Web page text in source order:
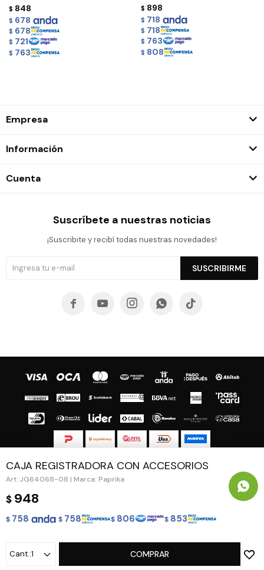
CAJA REGISTRADORA CON ACCESORIOS
JG64068-08 | Marca: Paprika
$ 948
$ 758 $ 758 $ 806 $ 853
1 COMPRAR
$ 848
$ 678
$ 678
$ 721
$ 763
$ 898
$ 718
$ 718
$ 763
$ 808
Empresa
Información
Cuenta
Suscríbete a nuestras noticias
¡Suscribite y recibí todas nuestras novedades!
SUSCRIBIRME
    
© Copyright 2026 / Guapa - Paprika